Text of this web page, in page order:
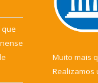
que
Muito mais
Realizamos